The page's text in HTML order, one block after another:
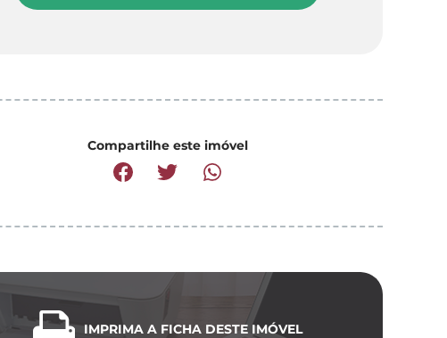
Compartilhe este imóvel
IMPRIMA A FICHA DESTE IMÓVEL